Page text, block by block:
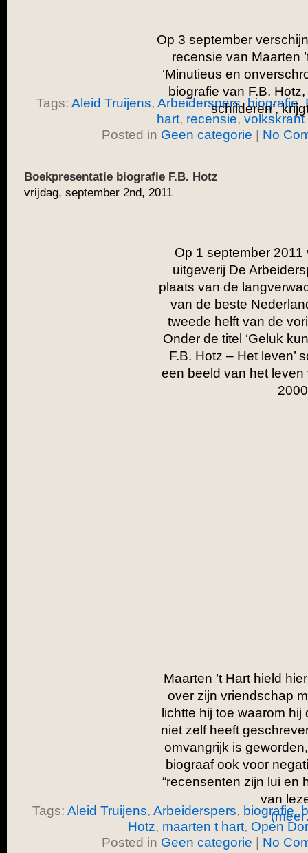
Op 3 september
recensie van Maarten
‘Minutieus en
biografie van F.B.
schilderen’,
Tags: Aleid Truijens, Arbeiderspers,biografie,
hart, recensie, volkskrant
Posted in Geen categorie | No
Boekpresentatie biografie F.B. Hotz
vrijdag, september 2nd, 2011
Op 1 september
uitgeverij De
plaats van de
van de beste
tweede helft van de
Onder de titel ‘Geluk
F.B. Hotz – Het leven’
een beeld van het
Maarten ’t Hart hield
over zijn vriendschap
lichtte hij toe waarom
niet zelf heeft
omvangrijk is
biograaf ook voor
“recensenten zijn lui en
van
Tags: Aleid Truijens, Arbeiderspers, biografie,
Hotz, maarten t hart, Open
Posted in Geen categorie | No